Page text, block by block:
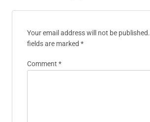
Your email address will not be published.
fields are marked *
Comment *